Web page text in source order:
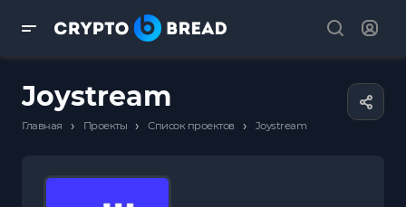
Joystream
Главная › Проекты › Список проектов › Joystream